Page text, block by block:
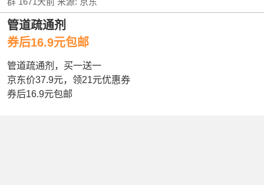
管道疏通剂
券后16.9元包邮
管道疏通剂，买一送一
京东价37.9元，领21元优惠券
券后16.9元包邮